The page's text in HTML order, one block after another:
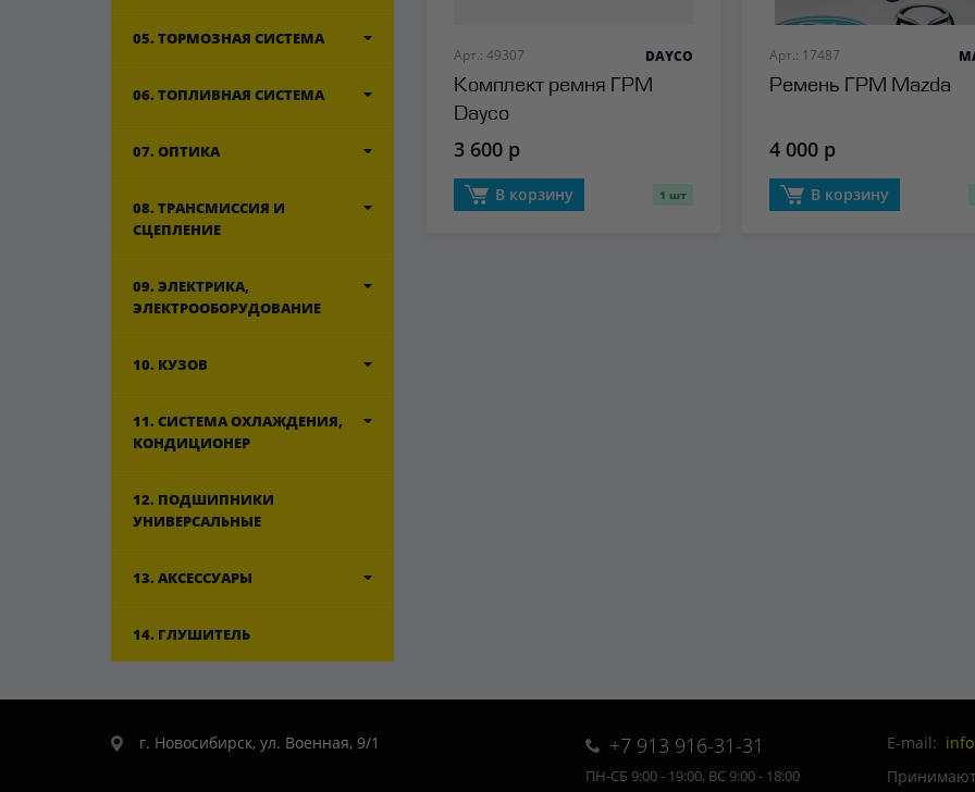
05. ТОРМОЗНАЯ СИСТЕМА
06. ТОПЛИВНАЯ СИСТЕМА
07. ОПТИКА
08. ТРАНСМИССИЯ И
СЦЕПЛЕНИЕ
09. ЭЛЕКТРИКА,
ЭЛЕКТРООБОРУДОВАНИЕ
10. КУЗОВ
11. СИСТЕМА ОХЛАЖДЕНИЯ,
КОНДИЦИОНЕР
12. ПОДШИПНИКИ
УНИВЕРСАЛЬНЫЕ
13. АКСЕССУАРЫ
14. ГЛУШИТЕЛЬ
Арт.: 49307
Комплект ремня ГРМ
Dayco
DAYCO
3 600 р
В корзину 1 шт
Арт.: 17487
Ремень ГРМ Mazda
4 000 р
В корзину
г. Новосибирск, ул. Военная, 9/1 +7 913 916-31-31
ПН-СБ 9:00 - 19:00, ВС 9:00 - 18:00
E-mail: